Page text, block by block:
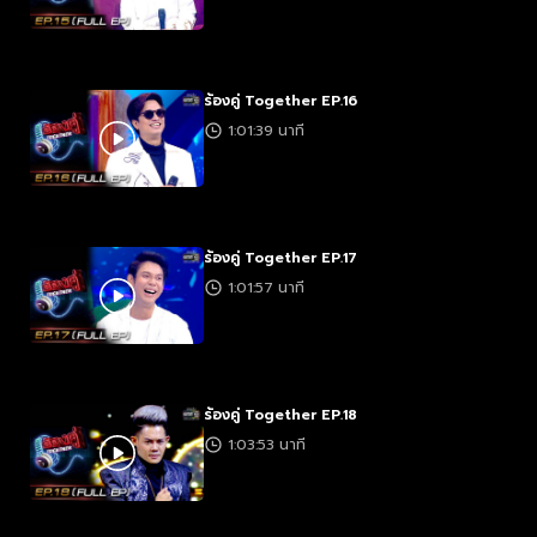
ร้องคู่ Together EP.16
1:01:39 นาที
ร้องคู่ Together EP.17
1:01:57 นาที
ร้องคู่ Together EP.18
1:03:53 นาที